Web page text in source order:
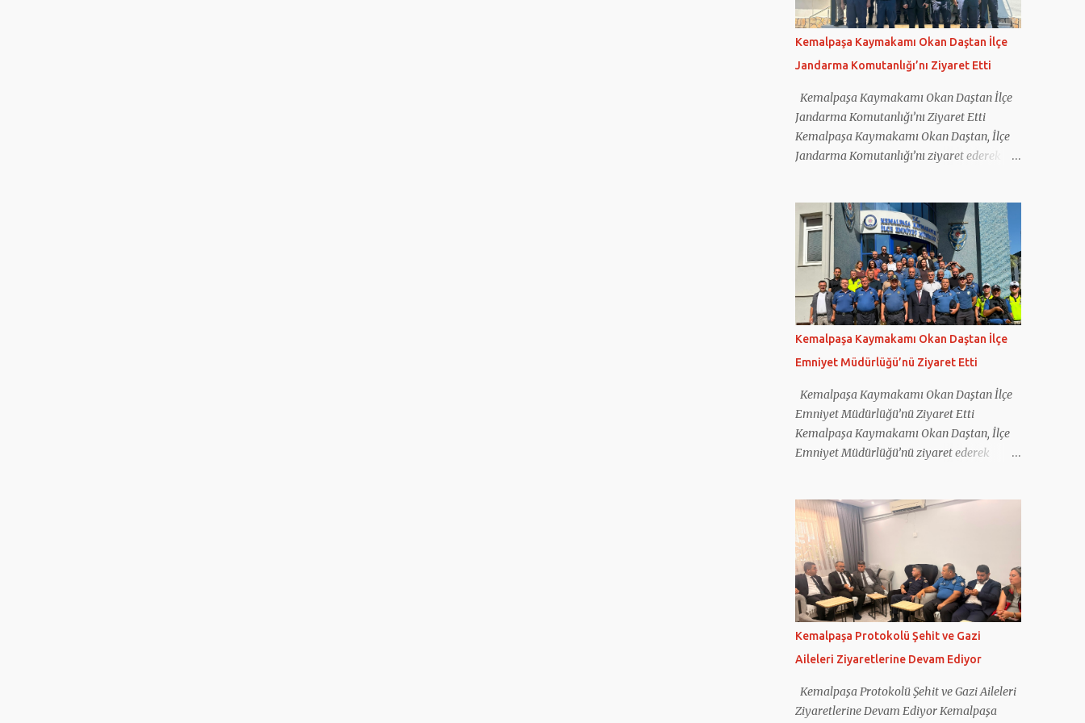
sosyal medyanın bilinçli kullanımı, dijital
güvenlik ve ruh sağlığı konularında
farkındalık oluşturulması hedeflendi.
Çalışmalar kapsamında öğretmen ve
öğrencilerin kullanımına yönelik eğitim
materyalleri hazırlanırken, sağlıklı
teknoloji kullanımını destekleyen Digital
Harmony App adlı mobil uygulama da
üstlenen Kemalpaşa Ferzent Bulum Anadolu
Lisesi, proje sonuçlarını ilçede düzenlenen
tanıtım toplantısında paylaştı. Okulun
projedeki çalışmaları, ö...
Kemalpaşa Kaymakamı Okan Daştan İlçe
Jandarma Komutanlığı’nı Ziyaret Etti
Kemalpaşa Kaymakamı Okan Daştan İlçe
Jandarma Komutanlığı’nı Ziyaret Etti
Kemalpaşa Kaymakamı Okan Daştan, İlçe
Jandarma Komutanlığı’nı ziyaret ederek
durumu, asayiş hizmetleri ve jandarma
tarafından yürütülen çalışmalar ele alındı.
Kemalpaşa İlçe Jandarma Komutanı Binbaşı
Mehmet Önder Ortoğlu, İlçe Jandarma
Komutanlığı’nın faaliyetleri hakkında
Kaymakam Daştan’a bilgi verdi. Jandarma
personeliyle de bir araya gelen Kaymakam
Okan Daştan, vatandaşların huzur ve
güvenliği için gece gündüz fedakârca görev
yapan tüm personele teşekkür ederek
çalışmalarında başarılar diledi.
Kemalpaşa Kaymakamı Okan Daştan İlçe
Emniyet Müdürlüğü’nü Ziyaret Etti
Kemalpaşa Kaymakamı Okan Daştan İlçe
Emniyet Müdürlüğü’nü Ziyaret Etti
Kemalpaşa Kaymakamı Okan Daştan, İlçe
Emniyet Müdürlüğü’nü ziyaret ederek
personeli tarafından karşılanan Daştan,
birimleri inceleyip faaliyetler hakkında bilgi
aldı. Ziyarette emniyet personelleri ile tek
tek tanışan Daştan, polis ekiplerinin çalışma
şartlarını yerinde inceledi. İlçede asayiş,
trafik güvenliği, olaylara müdahale
kapasitesi ve yürütülen projelere ilişkin
Müdür Şen’den detaylı bilgi alan Daştan,
emniyet personeline özverili
çalışmalarından dolayı teşekkür etti.
Kemalpaşa’nın huzur ve güven ortamının
Kemalpaşa Protokolü Şehit ve Gazi
Aileleri Ziyaretlerine Devam Ediyor
Kemalpaşa Protokolü Şehit ve Gazi Aileleri
Ziyaretlerine Devam Ediyor Kemalpaşa